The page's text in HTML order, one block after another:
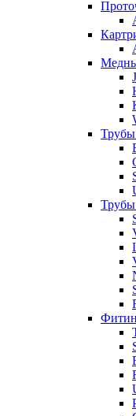
Трубы